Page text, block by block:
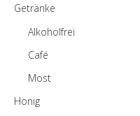
Getränke
Alkoholfrei
Café
Most
Honig